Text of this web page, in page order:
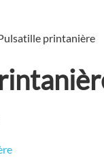
printanière